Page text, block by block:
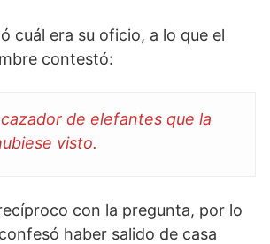
cuál era su oficio, a lo que el
contestó:
de elefantes que la
visto.
con la pregunta, por lo
haber salido de casa